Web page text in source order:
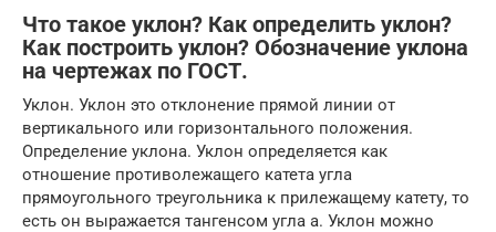
Что такое уклон? Как определить уклон?
Как построить уклон? Обозначение уклона
на чертежах по ГОСТ.
Уклон. Уклон это отклонение прямой линии от
вертикального или горизонтального положения.
Определение уклона. Уклон определяется как
отношение противолежащего катета угла
прямоугольного треугольника к прилежащему катету, то
есть он выражается тангенсом угла а. Уклон можно